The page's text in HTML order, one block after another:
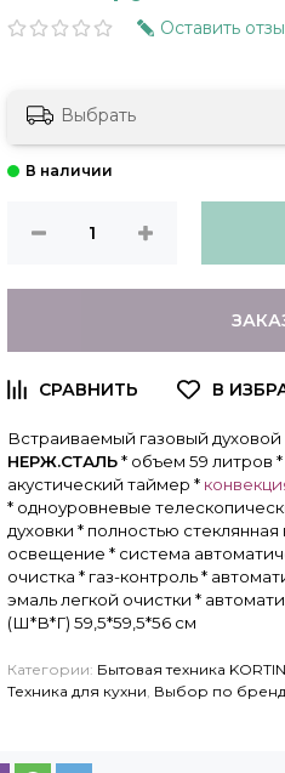
Оставить
Выбрать
Встраиваемый газовый
НЕРЖ.СТАЛЬ* объем 59 литров
акустический таймер *
* одноуровневые
духовки * полностью
освещение * система
очистка * газ-контроль *
эмаль легкой очистки *
(Ш*В*Г) 59,5*59,5*56 см
Категории: Бытовая техника
Техника для кухни, Выбор по